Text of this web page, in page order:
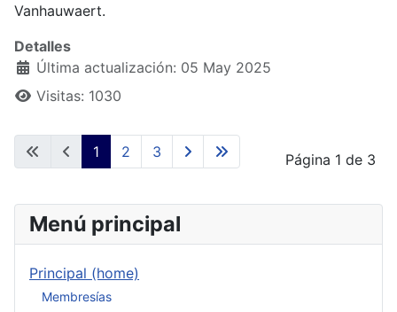
Vanhauwaert.
Detalles
Última actualización: 05 May 2025
Visitas: 1030
Página 1 de 3
1 2 3
Menú principal
Principal (home)
Membresías